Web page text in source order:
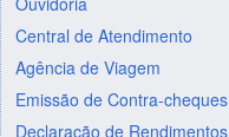
Central de Atendimento
Agência de Viagem
Emissão de Contra-cheques
Declaração de Rendimentos